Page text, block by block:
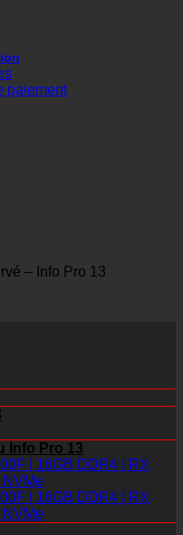
paiement
– Info Pro 13
Info Pro 13
| 16GB DDR4 | RX
NVMe
| 16GB DDR4 | RX
NVMe